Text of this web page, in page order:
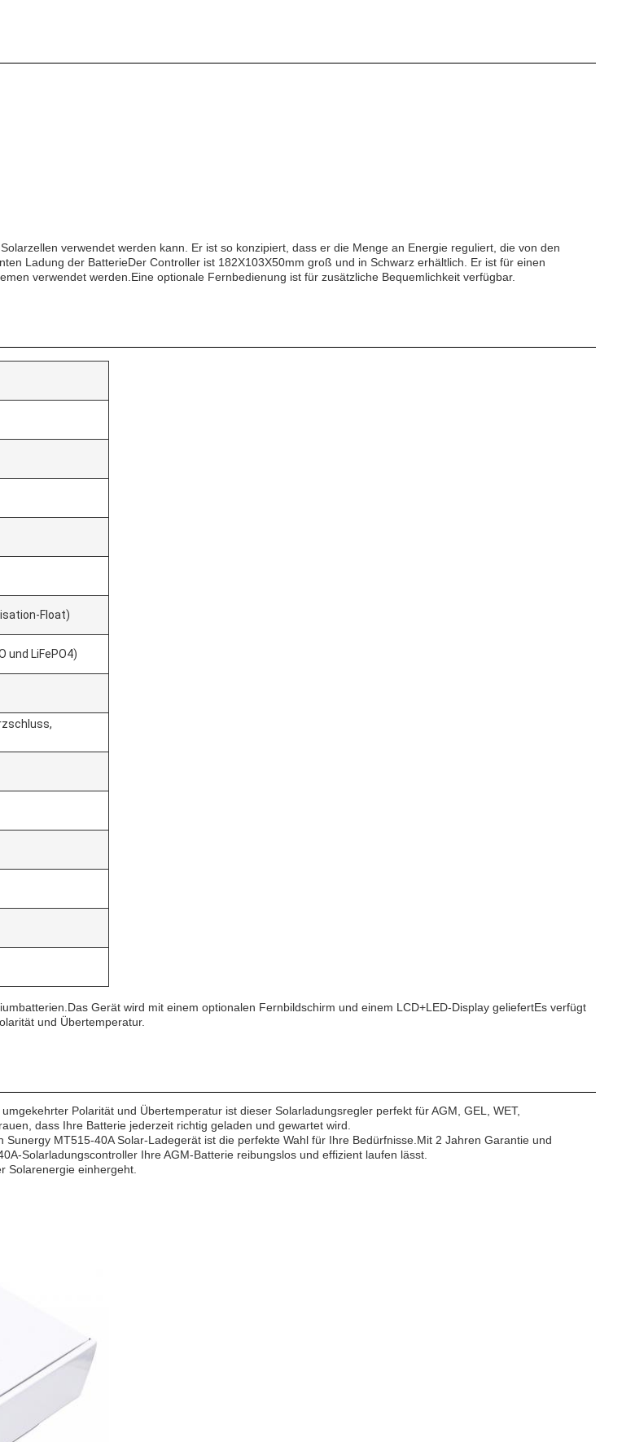
verwendet werden kann. Er ist so konzipiert, dass er die Menge an Energie reguliert, die von den
Ladung der BatterieDer Controller ist 182X103X50mm groß und in Schwarz erhältlich. Er ist für einen
verwendet werden.Eine optionale Fernbedienung ist für zusätzliche Bequemlichkeit verfügbar.
Float)
und LiFePO4)
Gerät wird mit einem optionalen Fernbildschirm und einem LCD+LED-Display geliefertEs verfügt
und Übertemperatur.
Polarität und Übertemperatur ist dieser Solarladungsregler perfekt für AGM, GEL, WET,
dass Ihre Batterie jederzeit richtig geladen und gewartet wird.
MT515-40A Solar-Ladegerät ist die perfekte Wahl für Ihre Bedürfnisse.Mit 2 Jahren Garantie und
Solarladungscontroller Ihre AGM-Batterie reibungslos und effizient laufen lässt.
Solarenergie einhergeht.